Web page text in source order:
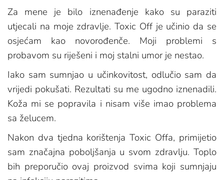
Za mene je bilo iznenađenje kako su paraziti
utjecali na moje zdravlje. Toxic Off je učinio da se
osjećam kao novorođenče. Moji problemi s
probavom su riješeni i moj stalni umor je nestao.
Iako sam sumnjao u učinkovitost, odlučio sam da
vrijedi pokušati. Rezultati su me ugodno iznenadili.
Koža mi se popravila i nisam više imao problema
sa želucem.
Nakon dva tjedna korištenja Toxic Offa, primijetio
sam značajna poboljšanja u svom zdravlju. Toplo
bih preporučio ovaj proizvod svima koji sumnjaju